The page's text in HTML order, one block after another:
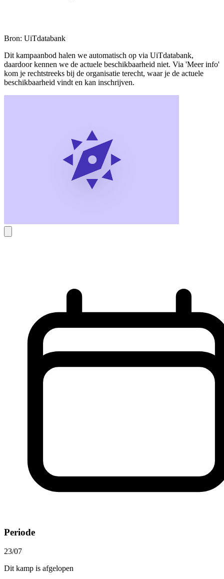
Bron: UiTdatabank
Dit kampaanbod halen we automatisch op via UiTdatabank,
daardoor kennen we de actuele beschikbaarheid niet. Via 'Meer info'
kom je rechtstreeks bij de organisatie terecht, waar je de actuele
beschikbaarheid vindt en kan inschrijven.
Periode
23/07
Dit kamp is afgelopen